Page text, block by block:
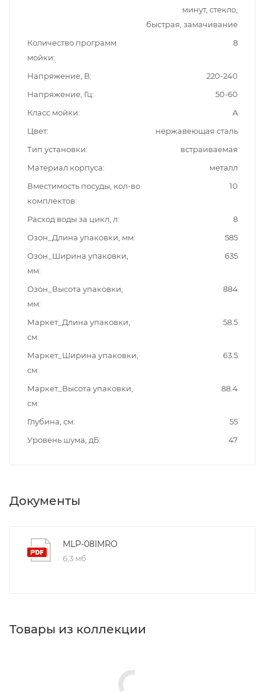
минут, стекло,
быстрая, замачивание
Количество программ
мойки
8
Напряжение, В
220-240
Напряжение, Гц
50-60
Класс мойки
A
Цвет
нержавеющая сталь
Тип установки
встраиваемая
Материал корпуса
металл
Вместимость посуды, кол-во
комплектов
10
Расход воды за цикл, л
8
Озон_Длина упаковки, мм
585
Озон_Ширина упаковки,
мм
635
Озон_Высота упаковки,
мм
884
Маркет_Длина упаковки,
см
58.5
Маркет_Ширина упаковки,
см
63.5
Маркет_Высота упаковки,
см
88.4
Глубина, см
55
Уровень шума, дБ
47
Документы
MLP-08IMRO
6,3 мб
Товары из коллекции